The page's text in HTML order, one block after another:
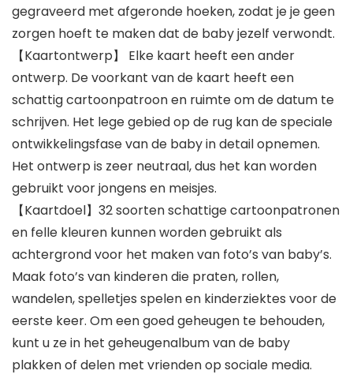
gegraveerd met afgeronde hoeken, zodat je je geen
zorgen hoeft te maken dat de baby jezelf verwondt.
【Kaartontwerp】 Elke kaart heeft een ander
ontwerp. De voorkant van de kaart heeft een
schattig cartoonpatroon en ruimte om de datum te
schrijven. Het lege gebied op de rug kan de speciale
ontwikkelingsfase van de baby in detail opnemen.
Het ontwerp is zeer neutraal, dus het kan worden
gebruikt voor jongens en meisjes.
【Kaartdoel】32 soorten schattige cartoonpatronen
en felle kleuren kunnen worden gebruikt als
achtergrond voor het maken van foto’s van baby’s.
Maak foto’s van kinderen die praten, rollen,
wandelen, spelletjes spelen en kinderziektes voor de
eerste keer. Om een goed geheugen te behouden,
kunt u ze in het geheugenalbum van de baby
plakken of delen met vrienden op sociale media.